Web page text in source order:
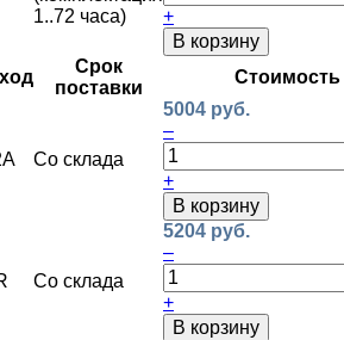
1..72 часа)
+
В корзину
Срок
поставки
Стоимость
Со склада
5004 руб.
–
+
В корзину
Со склада
5204 руб.
–
+
В корзину